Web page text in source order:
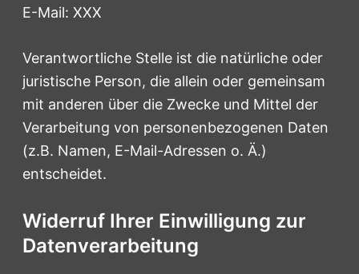
E-Mail: XXX
Verantwortliche Stelle ist die natürliche oder
juristische Person, die allein oder gemeinsam
mit anderen über die Zwecke und Mittel der
Verarbeitung von personenbezogenen Daten
(z.B. Namen, E-Mail-Adressen o. Ä.)
entscheidet.
Widerruf Ihrer Einwilligung zur
Datenverarbeitung